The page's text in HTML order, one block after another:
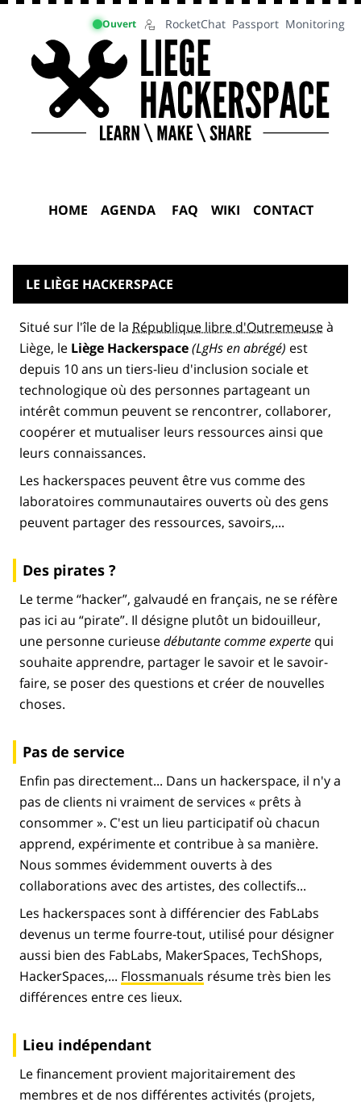
Ouvert RocketChat Passport Monitoring
HOME AGENDA FAQ WIKI CONTACT
LE LIÈGE HACKERSPACE
Situé sur l'île de la République libre d'Outremeuseà
Liège, le Liège Hackerspace(LgHs en abrégé) est
depuis 10 ans un tiers-lieu d'inclusion sociale et
technologique où des personnes partageant un
intérêt commun peuvent se rencontrer, collaborer,
coopérer et mutualiser leurs ressources ainsi que
leurs connaissances.
Les hackerspaces peuvent être vus comme des
laboratoires communautaires ouverts où des gens
peuvent partager des ressources, savoirs,...
Des pirates ?
Le terme “hacker”, galvaudé en français, ne se réfère
pas ici au “pirate”. Il désigne plutôt un bidouilleur,
une personne curieusedébutante comme experte qui
souhaite apprendre, partager le savoir et le savoir-
faire, se poser des questions et créer de nouvelles
choses.
Pas de service
Enfin pas directement... Dans un hackerspace, il n'y a
pas de clients ni vraiment de services « prêts à
consommer ». C'est un lieu participatif où chacun
apprend, expérimente et contribue à sa manière.
Nous sommes évidemment ouverts à des
collaborations avec des artistes, des collectifs...
Les hackerspaces sont à différencier des FabLabs
devenus un terme fourre-tout, utilisé pour désigner
aussi bien des FabLabs, MakerSpaces, TechShops,
HackerSpaces,... Flossmanuals résume très bien les
différences entre ces lieux.
Lieu indépendant
Le financement provient majoritairement des
membres et de nos différentes activités (projets,